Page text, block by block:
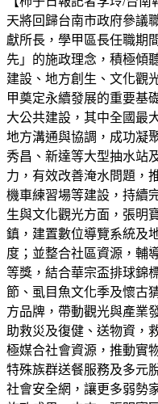
天將回歸台南市政府參議
獻所長，學甲區長任職期
先」的施政理念，積極傾
建設、地方創生、文化觀
甲奠定永續發展的重要基
大公共建設，其中全國最
地方溝通與協調，成功凝
秀昌、新達等大型抽水站
力，有效改善淹水問題，
機車練習場等建設，持續
生與文化觀光方面，張明
鎮，建置數位導覽系統及
度；並整合社區資源，輔
等獎，結合華宗盃排球錦
節、虱目魚文化季及懷古
方品牌，帶動觀光與產業
助救災及復健、送物資，
極媒合社會資源，推動實
特殊族群送餐服務及多元
社會安全網，讓更多弱勢